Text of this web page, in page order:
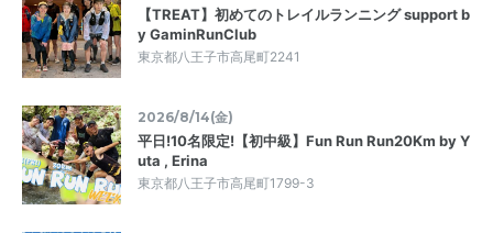
【TREAT】初めてのトレイルランニング support b
y GaminRunClub
東京都八王子市高尾町2241
2026/8/14(金)
平日!10名限定!【初中級】Fun Run Run20Km by Y
uta , Erina
東京都八王子市高尾町1799-3